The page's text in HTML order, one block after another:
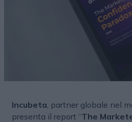
Incubeta , partner globale nel
presenta il report “The